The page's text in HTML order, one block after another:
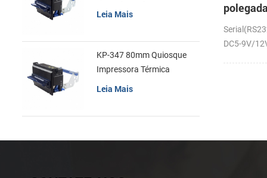
em
térmica
DC5-9V/
recibos
Leia Mais
KP-347 80mm Quiosque
Impressora Térmica
Leia Mais